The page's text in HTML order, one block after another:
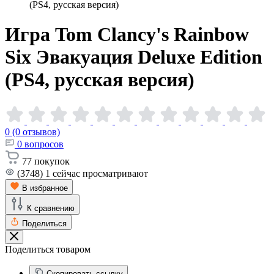
(PS4, русская версия)
Игра Tom Clancy's Rainbow
Six Эвакуация Deluxe Edition
(PS4, русская версия)
0 (0 отзывов)
0 вопросов
77 покупок
(3748) 1 сейчас просматривают
В избранное
К сравнению
Поделиться
Поделиться товаром